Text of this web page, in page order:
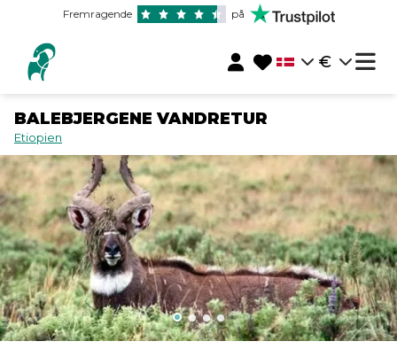
Fremragende på
€
BALEBJERGENE VANDRETUR
Etiopien